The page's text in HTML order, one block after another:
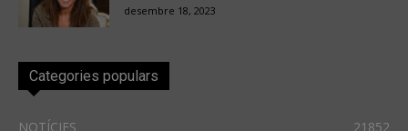
desembre 18, 2023
Categories populars
NOTÍCIES
21852